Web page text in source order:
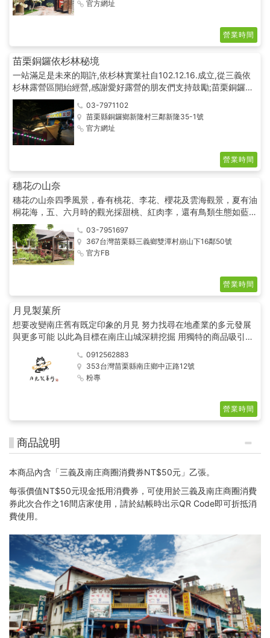
官方網址
營業時間
苗栗銅鑼依杉林秘境
一站滿足是未來的期許,依杉林實業社自102.12.16.成立,從三義依
杉林露營區開紿經營,感謝愛好露營的朋友們支持鼓勵;苗栗銅鑼依
杉林秘境於105年開始整理,將以活動、市集、露營的型式營運,依
杉林秘境環境自然、生態完整、在此地生活將可呈現1連結2健康3
美麗及4學習的新風貌。
03-7971102
苗栗縣銅鑼鄉新隆村三鄰新隆35-1號
官方網址
營業時間
穗花の山奈
穗花の山奈四季風景，春有桃花、李花、櫻花及雲海觀景，夏有油
桐花海，五、六月時的觀光採甜桃、紅肉李，還有鳥類生態如藍
鴣、大鵬、大冠鳩等，到了秋天一定要來賞楓紅，滿遍山林的楓葉
加上雲霧飄渺渺的山氣，成就了如詩如畫般的美景。
03-7951697
367台灣苗栗縣三義鄉雙潭村崩山下16鄰50號
官方FB
營業時間
月見製菓所
想要改變南庄舊有既定印象的月見 努力找尋在地產業的多元發展
與更多可能 以此為目標在南庄山城深耕挖掘 用獨特的商品吸引顧
0912562883
353台灣苗栗縣南庄鄉中正路12號
粉專
營業時間
商品說明
本商品內含「三義及南庄商圈消費券NT$50元」乙張。
每張價值NT$50元現金抵用消費券，可使用於三義及南庄商圈消費
券此次合作之16間店家使用，請於結帳時出示QR Code即可折抵消
費使用。